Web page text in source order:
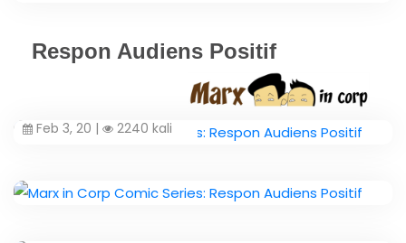
Respon Audiens Positif
Feb 3, 20 | 2240 kali